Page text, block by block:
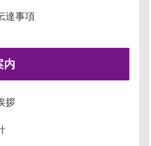
達事項
内
拶